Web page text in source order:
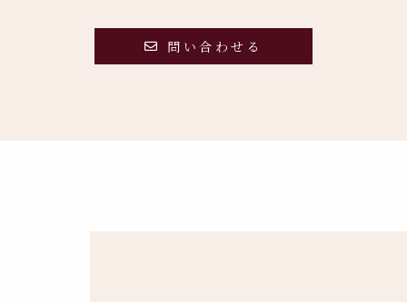
問い合わせる